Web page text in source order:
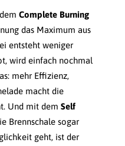
Complete Burning
das Maximum aus
entsteht weniger
wird einfach nochmal
mehr Effizienz,
macht die
Und mit dem Self
Brennschale sogar
geht, ist der